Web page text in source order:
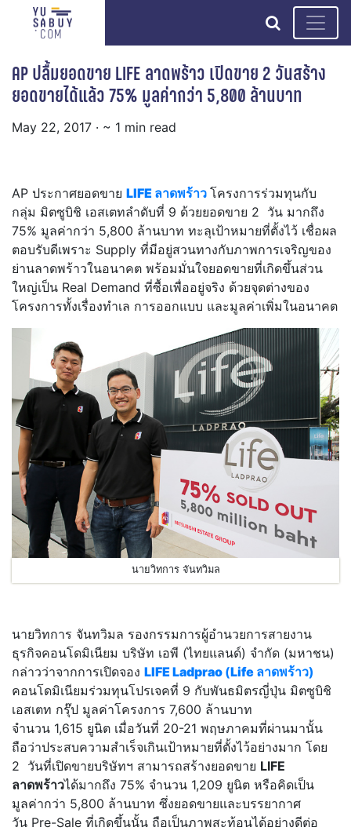
search
AP ปลื้มยอดขาย LIFE ลาดพร้าว เปิดขาย 2 วันสร้าง
ยอดขายได้แล้ว 75% มูลค่ากว่า 5,800 ล้านบาท
May 22, 2017 · ~ 1 min read
AP ประกาศยอดขาย LIFE ลาดพร้าว โครงการร่วมทุนกับ
กลุ่ม มิตซูบิชิ เอสเตทลำดับที่ 9 ด้วยยอดขาย 2 วัน มากถึง
75% มูลค่ากว่า 5,800 ล้านบาท ทะลุเป้าหมายที่ตั้งไว้ เชื่อผล
ตอบรับดีเพราะ Supply ที่มีอยู่สวนทางกับภาพการเจริญของ
ย่านลาดพร้าวในอนาคต พร้อมมั่นใจยอดขายที่เกิดขึ้นส่วน
ใหญ่เป็น Real Demand ที่ซื้อเพื่ออยู่จริง ด้วยจุดต่างของ
โครงการทั้งเรื่องทำเล การออกแบบ และมูลค่าเพิ่มในอนาคต
นายวิทการ จันทวิมล
นายวิทการ จันทวิมล รองกรรมการผู้อำนวยการสายงาน
ธุรกิจคอนโดมิเนียม บริษัท เอพี (ไทยแลนด์) จำกัด (มหาชน)
กล่าวว่าจากการเปิดจอง LIFE Ladprao (Life ลาดพร้าว)
คอนโดมิเนียมร่วมทุนโปรเจคที่ 9 กับพันธมิตรญี่ปุ่น มิตซูบิชิ
เอสเตท กรุ๊ป มูลค่าโครงการ 7,600 ล้านบาท
จำนวน 1,615 ยูนิต เมื่อวันที่ 20-21 พฤษภาคมที่ผ่านมานั้น
ถือว่าประสบความสำเร็จเกินเป้าหมายที่ตั้งไว้อย่างมาก โดย
2 วันที่เปิดขายบริษัทฯ สามารถสร้างยอดขาย LIFE
ลาดพร้าวได้มากถึง 75% จำนวน 1,209 ยูนิต หรือคิดเป็น
มูลค่ากว่า 5,800 ล้านบาท ซึ่งยอดขายและบรรยากาศ
วัน Pre-Sale ที่เกิดขึ้นนั้น ถือเป็นภาพสะท้อนได้อย่างดีต่อ